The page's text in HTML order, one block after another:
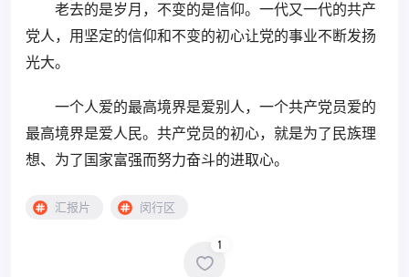
老去的是岁月，不变的是信仰。一代又一代的共产
党人，用坚定的信仰和不变的初心让党的事业不断发扬
光大。
一个人爱的最高境界是爱别人，一个共产党员爱的
最高境界是爱人民。共产党员的初心，就是为了民族理
想、为了国家富强而努力奋斗的进取心。
汇报片 闵行区
1